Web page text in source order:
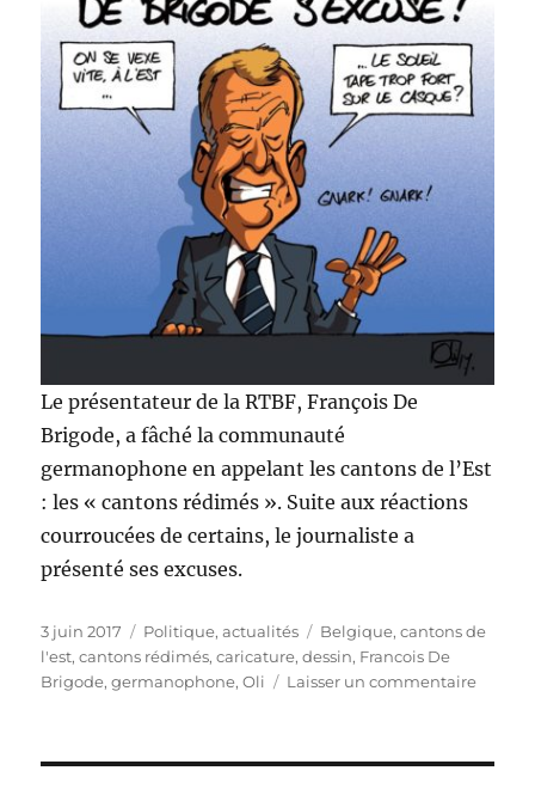
Le présentateur de la RTBF, François De
Brigode, a fâché la communauté
germanophone en appelant les cantons de l’Est
: les « cantons rédimés ». Suite aux réactions
courroucées de certains, le journaliste a
présenté ses excuses.
Publié
le
3 juin 2017 Catégories
Politique, actualités Étiquettes
Belgique,cantons de
l'est,cantons rédimés,caricature,dessin, Francois De
Brigode,germanophone,Oli Laisser un commentairesur